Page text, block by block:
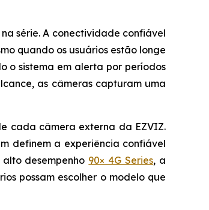
série. A conectividade confiável
quando os usuários estão longe
o sistema em alerta por períodos
as câmeras capturam uma
cada câmera externa da EZVIZ.
definem a experiência confiável
desempenho 90× 4G Series, a
possam escolher o modelo que